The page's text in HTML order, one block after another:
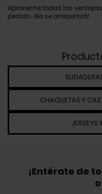
Aproveche todas las
pedido. ¡No se arrepentirá!
CHAQUETAS Y
JERSEYS
¡Entérate de